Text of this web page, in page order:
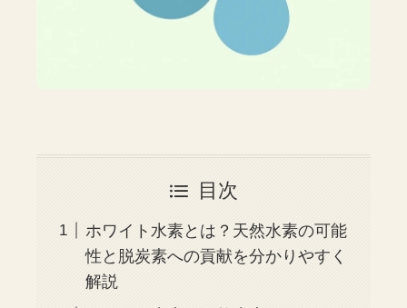
目次
ホワイト水素とは？天然水素の可能
性と脱炭素への貢献を分かりやすく
解説